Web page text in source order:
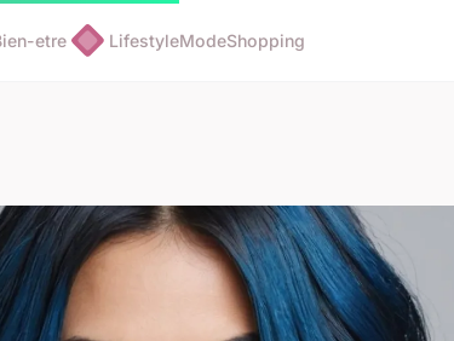
etre LifestyleModeShopping